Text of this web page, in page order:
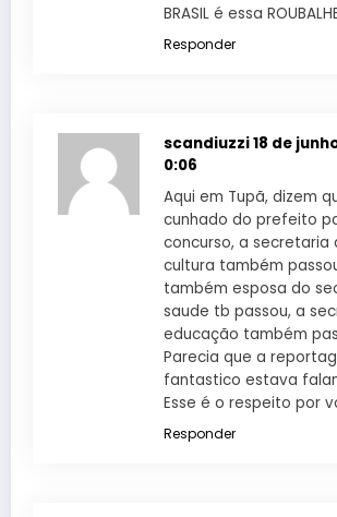
BRASIL é essa
Responder
scandiuzzi18 de
0:06
Aqui em Tupã, dizem
cunhado do prefeito
concurso, a secretaria
cultura também
também esposa do
saude tb passou, a
educação também
Parecia que a
fantastico estava
Esse é o respeito por
Responder